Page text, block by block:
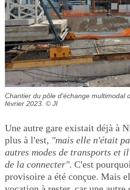
Chantier du pôle d'échange multimodal
février 2023. © JI
Une autre gare existait déjà à
plus à l'est, "mais elle n'était
autres modes de transports et
de la connecter". C'est
provisoire a été conçue. Mais